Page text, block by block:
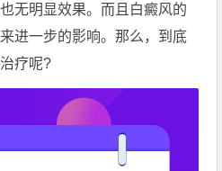
无明显效果。而且白癜风的
进一步的影响。那么，到底
疗呢?